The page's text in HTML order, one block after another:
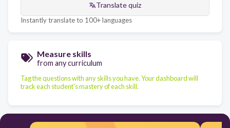
Translate quiz
Instantly translate to 100+ languages
Measure skills
from any curriculum
Tag the questions with any skills you have. Your dashboard will
track each student's mastery of each skill.